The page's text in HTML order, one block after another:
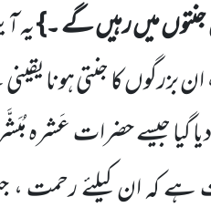
جنتوں میں رہیں گے ۔}یہ
بزرگوں کا جنتی ہونا
گیا جیسے حضراتعَشرہ
کہ ان کیلئے رحمت ،